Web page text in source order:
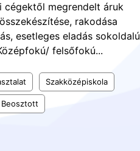
cégektől megrendelt áruk
rakodása
esetleges eladás sokoldalú
felsőfokú...
Szakközépiskola
Beosztott